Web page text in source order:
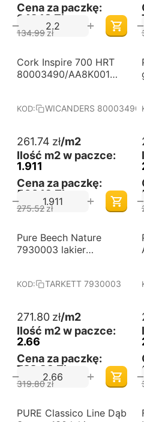
Cena za paczkę:
242,18 Zł
134.99zł
+
− −
-5%
Darmowa dostawa
od 60 m2
Cork Inspire 700 HRT
80003490/AA8K001
Wicanders
KOD: WICANDERS
261.74 zł/m2
Ilość m2 w paczce:
1.911
Cena za paczkę:
500,19 Zł
275.52 zł
+
− −
-15%
Darmowa dostawa
od 60 m2
Pure Beech Nature
7930003 lakier
KOD: TARKETT 7930003
271.80 zł/m2
Ilość m2 w paczce:
2.66
Cena za paczkę:
722,99 Zł
319.80zł
+
− −
Darmowa dostawa
PURE Classico Line Dąb